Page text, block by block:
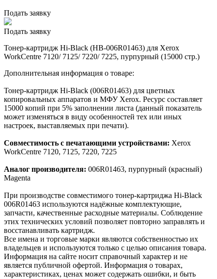
Подать заявку
Подать заявку
Тонер-картридж Hi-Black (HB-006R01463) для Xerox
WorkCentre 7120/ 7125/ 7220/ 7225, пурпурный (15000 стр.)
Дополнительная информация о товаре:
Тонер-картридж Hi-Black (006R01463) для цветных
копировальных аппаратов и МФУ Xerox. Ресурс составляет
15000 копий при 5% заполнении листа (данный показатель
может изменяться в виду особенностей тех или иных
настроек, выставляемых при печати).
Совместимость с печатающими устройствами: Xerox
WorkCentre 7120, 7125, 7220, 7225
Аналог производителя: 006R01463, пурпурный (красный)
Magenta
При производстве совместимого тонер-картриджа Hi-Black
006R01463 используются надёжные комплектующие,
запчасти, качественные расходные материалы. Соблюдение
этих технических условий позволяет повторно заправлять и
восстанавливать картридж.
Все имена и торговые марки являются собственностью их
владельцев и используются только с целью описания товара.
Информация на сайте носит справочный характер и не
является публичной офертой. Информация о товарах,
характеристиках, ценах может содержать ошибки, и быть